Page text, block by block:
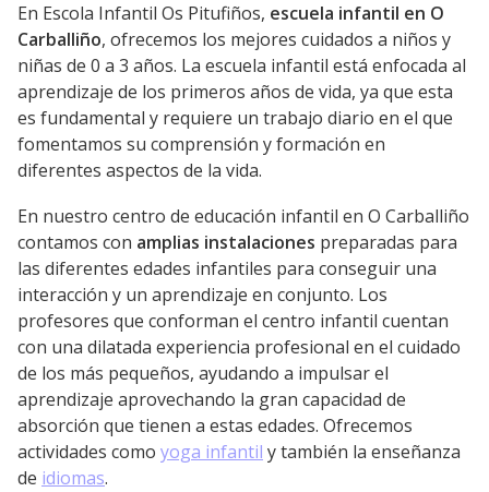
En Escola Infantil Os Pitufiños, escuela infantil en O
Carballiño, ofrecemos los mejores cuidados a niños y
niñas de 0 a 3 años. La escuela infantil está enfocada al
aprendizaje de los primeros años de vida, ya que esta
es fundamental y requiere un trabajo diario en el que
fomentamos su comprensión y formación en
diferentes aspectos de la vida.
En nuestro centro de educación infantil en O Carballiño
contamos con amplias instalaciones preparadas para
las diferentes edades infantiles para conseguir una
interacción y un aprendizaje en conjunto. Los
profesores que conforman el centro infantil cuentan
con una dilatada experiencia profesional en el cuidado
de los más pequeños, ayudando a impulsar el
aprendizaje aprovechando la gran capacidad de
absorción que tienen a estas edades. Ofrecemos
actividades como yoga infantil y también la enseñanza
de idiomas.